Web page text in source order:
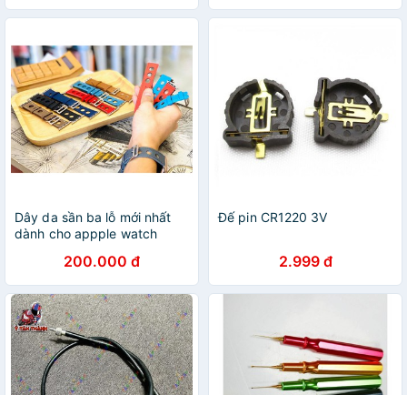
Dây da sần ba lỗ mới nhất
dành cho appple watch
200.000 đ
Đế pin CR1220 3V
2.999 đ